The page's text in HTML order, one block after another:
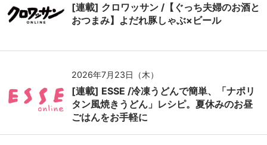
[連載] クロワッサン /【ぐっち夫婦のお酒と
おつまみ】よだれ豚しゃぶ×ビール
2026年7月23日（木）
[連載] ESSE /冷凍うどんで簡単、「ナポリ
タン風焼きうどん」レシピ。夏休みのお昼
ごはんをお手軽に